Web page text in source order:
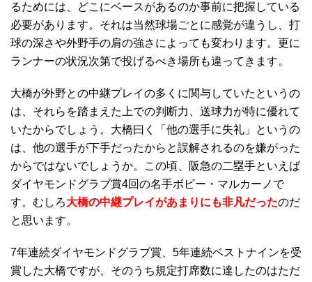
るためには、どこにベースがあるのか事前に把握している
必要があります。それは当然球場ごとに感覚が違うし、打
球の深さや外野手の肩の強さによっても変わります。更に
ランナーの状況次第で投げるべき場所も違ってきます。
大橋が外野との中継プレイの多くに関与していたというの
は、それらを踏まえた上での判断力、送球力が特に優れて
いたからでしょう。大橋曰く「他の選手に失礼」というの
は、他の選手が下手だったからと誤解されるのを嫌がった
からではないでしょうか。この頃、阪急の二塁手といえば
ダイヤモンドグラブ賞4回の名手ボビー・マルカーノで
す。むしろ大橋の中継プレイがあまりにも非凡だったのだ
と思います。
7年連続ダイヤモンドグラブ賞、5年連続ベストナインを受
賞した大橋ですが、そのうち規定打席数に達したのはただ